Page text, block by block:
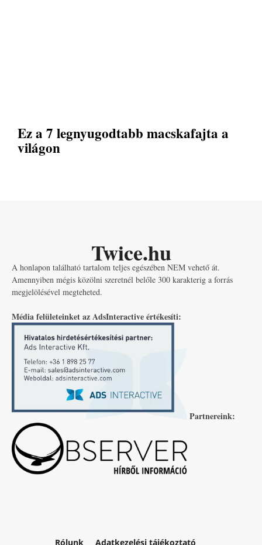
Ez a 7 legnyugodtabb macskafajta a
világon
Twice.hu
A honlapon található tartalom teljes egészében NEM vehető át.
Amennyiben mégis közölni szeretnél belőle 300 karakterig a forrás
megjelölésével megteheted.
Média felületeinket az AdsInteractive értékesíti:
Partnereink:
Rólunk Adatkezelési tájékoztató